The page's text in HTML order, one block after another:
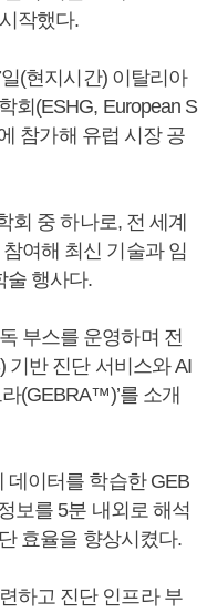
작했다.
(현지시간) 이탈리아
회(ESHG, European S
참가해 유럽 시장 공
회 중 하나로, 전 세계
여해 최신 기술과 임
술 행사다.
부스를 운영하며 전
기반 진단 서비스와 AI
(GEBRA™)’를 소개
데이터를 학습한 GEB
보를 5분 내외로 해석
효율을 향상시켰다.
하고 진단 인프라 부